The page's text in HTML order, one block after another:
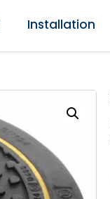
Installation